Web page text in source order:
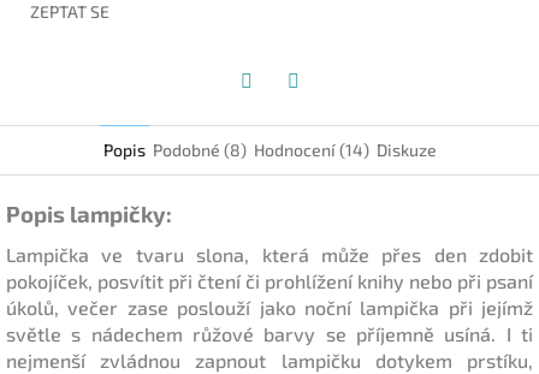
ZEPTAT SE
Popis Podobné (8) Hodnocení (14) Diskuze
Popis lampičky:
Lampička ve tvaru slona, která může přes den zdobit
pokojíček, posvítit při čtení či prohlížení knihy nebo při psaní
úkolů, večer zase poslouží jako noční lampička při jejímž
světle s nádechem růžové barvy se příjemně usíná. I ti
nejmenší zvládnou zapnout lampičku dotykem prstíku,